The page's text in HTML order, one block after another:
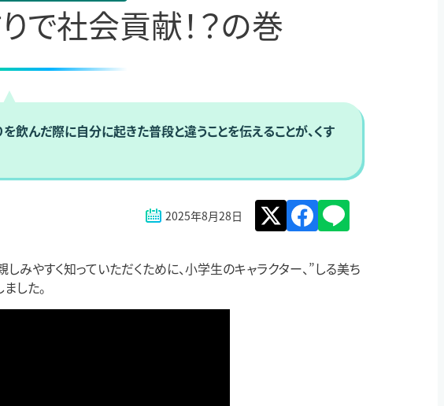
で社会貢献！？の巻
飲んだ際に自分に起きた普段と違うことを伝えることが、くす
2025年8月28日
みやすく知っていただくために、小学生のキャラクター、”しる美ち
した。